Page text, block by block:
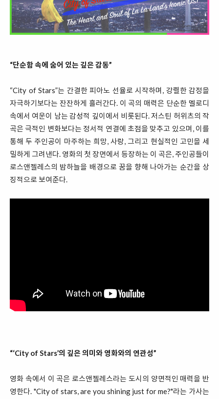
“단순함 속에 숨어 있는 깊은 감동”
“City of Stars”는 간결한 피아노 선율로 시작하며, 강렬한 감정을
자극하기보다는 잔잔하게 흘러간다. 이 곡의 매력은 단순한 멜로디
속에서 여운이 남는 감성적 깊이에서 비롯된다. 저스틴 허위츠의 작
곡은 극적인 변화보다는 정서적 연결에 초점을 맞추고 있으며, 이를
통해 두 주인공이 마주하는 희망, 사랑, 그리고 현실적인 고민을 세
밀하게 그려낸다. 영화의 첫 장면에서 등장하는 이 곡은, 주인공들이
로스앤젤레스의 밤하늘을 배경으로 꿈을 향해 나아가는 순간을 상
징적으로 보여준다.
“‘City of Stars’의 깊은 의미와 영화와의 연관성”
영화 속에서 이 곡은 로스앤젤레스라는 도시의 양면적인 매력을 반
영한다. "City of stars, are you shining just for me?"라는 가사는